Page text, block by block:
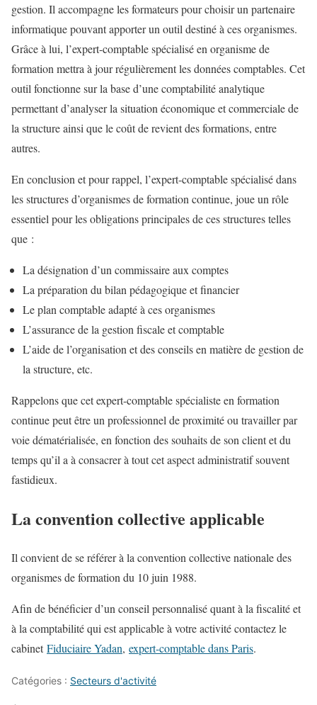
gestion. Il accompagne les formateurs pour choisir un partenaire
informatique pouvant apporter un outil destiné à ces organismes.
Grâce à lui, l’expert-comptable spécialisé en organisme de
formation mettra à jour régulièrement les données comptables. Cet
outil fonctionne sur la base d’une comptabilité analytique
permettant d’analyser la situation économique et commerciale de
la structure ainsi que le coût de revient des formations, entre
autres.
En conclusion et pour rappel, l’expert-comptable spécialisé dans
les structures d’organismes de formation continue, joue un rôle
essentiel pour les obligations principales de ces structures telles
que :
La désignation d’un commissaire aux comptes
La préparation du bilan pédagogique et financier
Le plan comptable adapté à ces organismes
L’assurance de la gestion fiscale et comptable
L’aide de l’organisation et des conseils en matière de gestion de
la structure, etc.
Rappelons que cet expert-comptable spécialiste en formation
continue peut être un professionnel de proximité ou travailler par
voie dématérialisée, en fonction des souhaits de son client et du
temps qu’il a à consacrer à tout cet aspect administratif souvent
fastidieux.
La convention collective applicable
Il convient de se référer à la convention collective nationale des
organismes de formation du 10 juin 1988.
Afin de bénéficier d’un conseil personnalisé quant à la fiscalité et
à la comptabilité qui est applicable à votre activité contactez le
cabinetFiduciaire Yadan, expert-comptable dans Paris.
Catégories : Secteurs d'activité